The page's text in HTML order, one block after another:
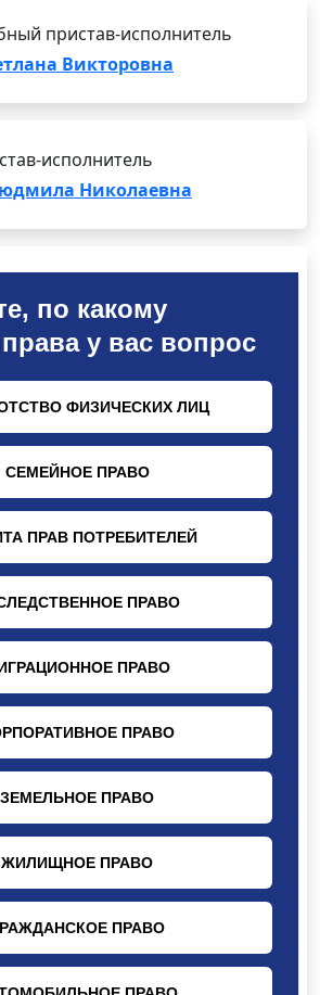
пристав-исполнитель
Викторовна
исполнитель
Николаевна